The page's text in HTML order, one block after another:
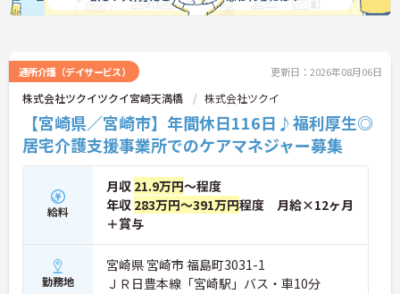
・毎月付与されるリフレッシュ休暇を活用して連休
・こども休暇や産休育休など子育て支援体制が万全
なくるみん認定企業
【安心の高待遇と手厚い福利厚生】
・賞与年2回と半期末手当により頑張りをしっかり
と還元
・配偶者1万円や満18歳未満の子5千円の充実した扶
養手当を支給
・結婚・出生・入学のお祝い金や宿泊費補助などツ
クイPLUSによる独自の福利厚生を用意
【手厚いフォロー体制とキャリアアップ】
・入社後1年間は専属チューターによるマンツーマ
ン指導で安心
通所介護（デイサービス） 更新日：2026年08月06日
株式会社ツクイツクイ宮崎天満橋 株式会社ツクイ
【宮崎県／宮崎市】年間休日116日♪福利厚生◎
居宅介護支援事業所でのケアマネジャー募集
給料
月収 21.9万円～程度
年収 283万円～391万円程度 月給×12ヶ月
＋賞与
勤務地
宮崎県 宮崎市 福島町3031-1
ＪＲ日豊本線「宮崎駅」バス・車10分